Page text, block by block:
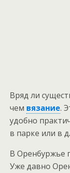
Вряд ли
чем вязание.
удобно
в парке или в
В Оренбуржье
Уже давно